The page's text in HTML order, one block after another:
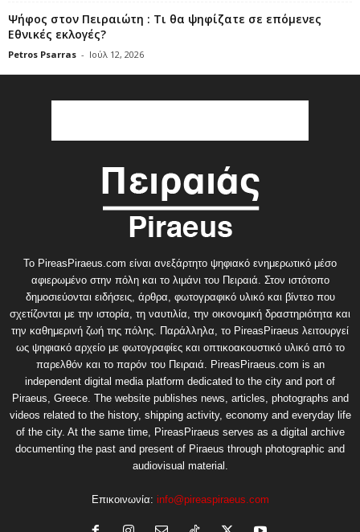
Ψήφος στον Πειραιώτη : Τι θα ψηφίζατε σε επόμενες
Εθνικές εκλογές?
Petros Psarras - Ιούλ 12, 2026
Το PireasPiraeus.com είναι ανεξάρτητο ψηφιακό ενημερωτικό μέσο
αφιερωμένο στην πόλη και το λιμάνι του Πειραιά. Στον ιστότοπο
δημοσιεύονται ειδήσεις, άρθρα, φωτογραφικό υλικό και βίντεο που
σχετίζονται με την ιστορία, τη ναυτιλία, την οικονομική δραστηριότητα και
την καθημερινή ζωή της πόλης. Παράλληλα, το PireasPiraeus λειτουργεί
ως ψηφιακό αρχείο με φωτογραφίες και οπτικοακουστικό υλικό από το
παρελθόν και το παρόν του Πειραιά. PireasPiraeus.com is an
independent digital media platform dedicated to the city and port of
Piraeus, Greece. The website publishes news, articles, photographs and
videos related to the history, shipping activity, economy and everyday life
of the city. At the same time, PireasPiraeus serves as a digital archive
documenting the past and present of Piraeus through photographic and
audiovisual material.
Επικοινωνία: info@pireaspiraeus.com